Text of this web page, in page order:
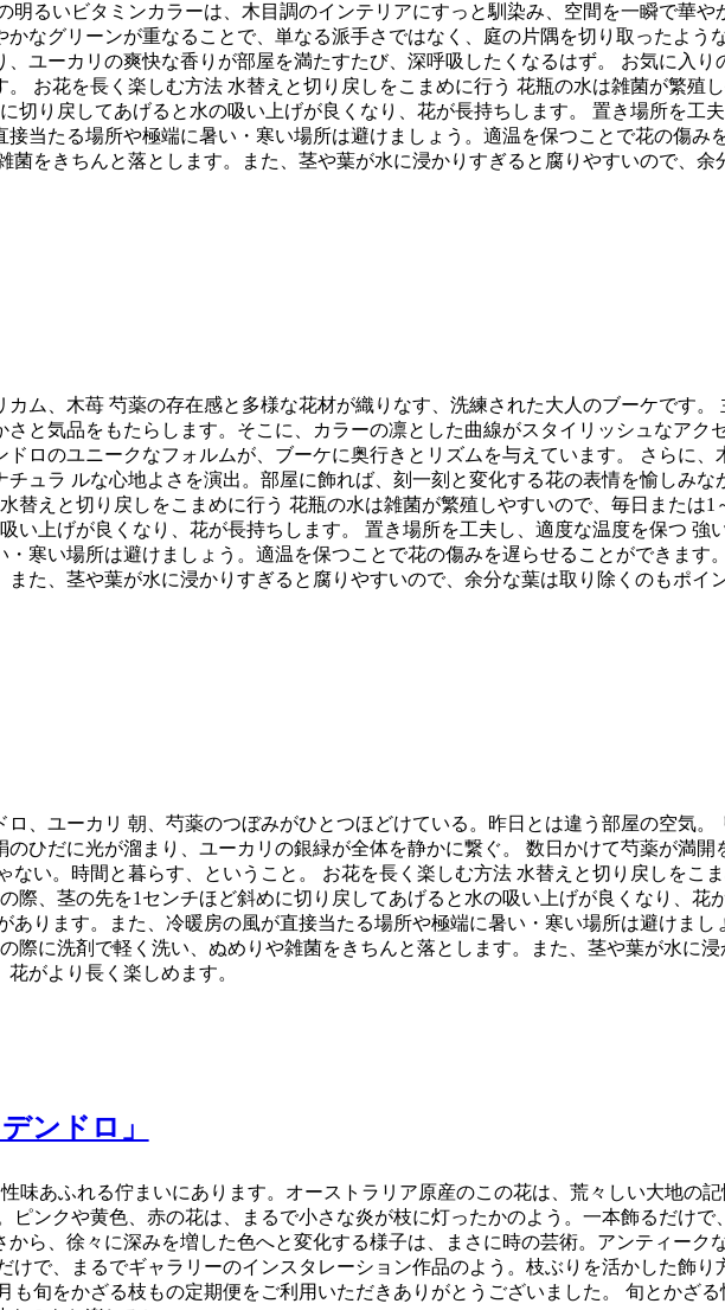
るいビタミンカラーは、木目調のインテリアにすっと馴染み、空間を一瞬で華や
なグリーンが重なることで、単なる派手さではなく、庭の片隅を切り取ったよう
ユーカリの爽快な香りが部屋を満たすたび、深呼吸したくなるはず。 お気に入
お花を長く楽しむ方法 水替えと切り戻しをこまめに行う 花瓶の水は雑菌が繁殖
切り戻してあげると水の吸い上げが良くなり、花が長持ちします。 置き場所を工
当たる場所や極端に暑い・寒い場所は避けましょう。適温を保つことで花の傷み
をきちんと落とします。また、茎や葉が水に浸かりすぎると腐りやすいので、余
ム、木苺 芍薬の存在感と多様な花材が織りなす、洗練された大人のブーケです。
と気品をもたらします。そこに、カラーの凛とした曲線がスタイリッシュなアク
ロのユニークなフォルムが、ブーケに奥行きとリズムを与えています。 さらに
ュラ ルな心地よさを演出。部屋に飾れば、刻一刻と変化する花の表情を愉しみ
えと切り戻しをこまめに行う 花瓶の水は雑菌が繁殖しやすいので、毎日または1
い上げが良くなり、花が長持ちします。 置き場所を工夫し、適度な温度を保つ 強
寒い場所は避けましょう。適温を保つことで花の傷みを遅らせることができます
た、茎や葉が水に浸かりすぎると腐りやすいので、余分な葉は取り除くのもポイ
、ユーカリ 朝、芍薬のつぼみがひとつほどけている。昨日とは違う部屋の空気
ひだに光が溜まり、ユーカリの銀緑が全体を静かに繋ぐ。 数日かけて芍薬が満
い。時間と暮らす、ということ。 お花を長く楽しむ方法 水替えと切り戻しをこ
際、茎の先を1センチほど斜めに切り戻してあげると水の吸い上げが良くなり、花
ります。また、冷暖房の風が直接当たる場所や極端に暑い・寒い場所は避けま
際に洗剤で軽く洗い、ぬめりや雑菌をきちんと落とします。また、茎や葉が水に
がより長く楽しめます。
ンドロ」
味あふれる佇まいにあります。オーストラリア原産のこの花は、荒々しい大地の
ンクや黄色、赤の花は、まるで小さな炎が枝に灯ったかのよう。一本飾るだけ
ら、徐々に深みを増した色へと変化する様子は、まさに時の芸術。アンティーク
で、まるでギャラリーのインスタレーション作品のよう。枝ぶりを活かした飾り
旬をかざる枝もの定期便をご利用いただきありがとうございました。 旬とかざ